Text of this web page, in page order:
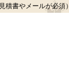
書やメールが必須）